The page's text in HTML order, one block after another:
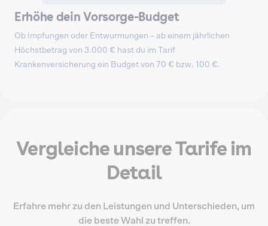
Erhöhe dein Vorsorge-Budget
Ob Impfungen oder Entwurmungen – ab einem jährlichen
Höchstbetrag von 3.000 € hast du im Tarif
Krankenversicherung ein Budget von 70 € bzw. 100 €.
Vergleiche unsere Tarife im
Detail
Erfahre mehr zu den Leistungen und Unterschieden, um
die beste Wahl zu treffen.